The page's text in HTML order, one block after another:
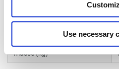
Use necessary
pression maxi. d'utilisation
masse (kg)